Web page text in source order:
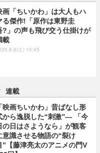
画「ちいかわ」は大人もハ
る傑作!「原作は東野圭
?」の声も飛び交う仕掛けが
載
土) 10:45
連載
「映画ちいかわ」昔ばなし形
から逸脱した“刺激”― 「今
の日はさようなら」が観客
意識させる物語の“裂け
”【藤津亮太のアニメの門V